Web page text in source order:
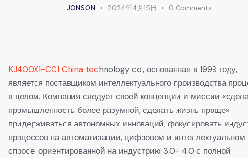
JONSON 2024年4月15日 0 Comments
KJ400X1-CC1 China technology co., основанная в 1999 году,
является поставщиком интеллектуального производства
в целом. Компания следует своей концепции и миссии
промышленность более разумной, сделать жизнь проще»,
придерживаться автономных инноваций, фокусировать
процессов на автоматизации, цифровом и интеллектуальном
спросе, ориентированной на индустрию 3.0+ 4.0 с полной